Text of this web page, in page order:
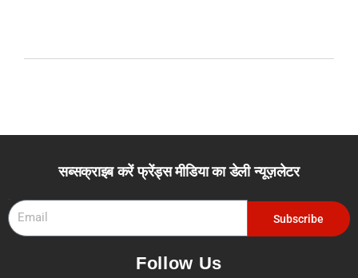
सब्सक्राइब करें फ्रेंड्स मीडिया का डेली न्यूज़लेटर
Subscribe
Follow Us